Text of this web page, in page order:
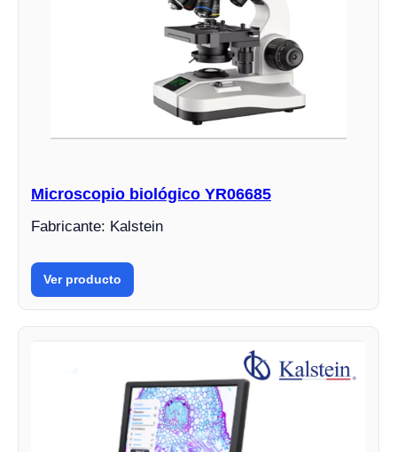
Microscopio biológico YR06685
Fabricante: Kalstein
Ver producto